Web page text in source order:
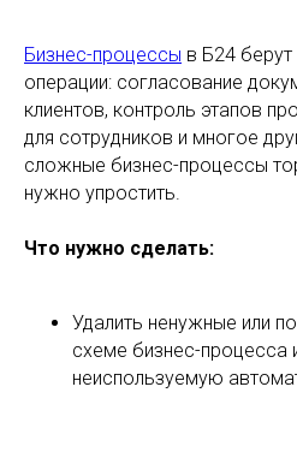
Бизнес-процессы в Б24 берут
операции: согласование
клиентов, контроль этапов
для сотрудников и многое
сложные бизнес-процессы
нужно упростить.
Что нужно сделать:
Удалить ненужные или
схеме бизнес-процесса
неиспользуемую